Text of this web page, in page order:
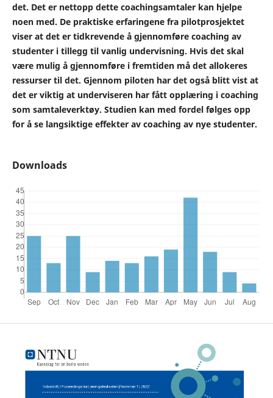
det. Det er nettopp dette coachingsamtaler kan hjelpe
noen med. De praktiske erfaringene fra pilotprosjektet
viser at det er tidkrevende å gjennomføre coaching av
studenter i tillegg til vanlig undervisning. Hvis det skal
være mulig å gjennomføre i fremtiden må det allokeres
ressurser til det. Gjennom piloten har det også blitt vist at
det er viktig at underviseren har fått opplæring i coaching
som samtaleverktøy. Studien kan med fordel følges opp
for å se langsiktige effekter av coaching av nye studenter.
Downloads